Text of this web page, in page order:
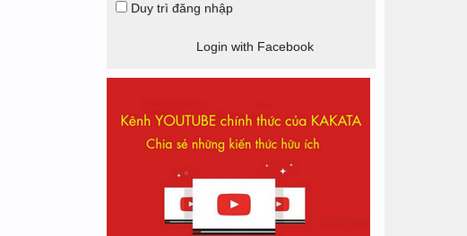
Duy trì đăng nhập
Login with Facebook